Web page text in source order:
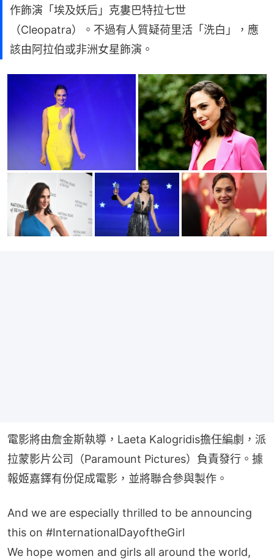
作飾演「埃及妖后」克婁巴特拉七世
（Cleopatra）。不過有人質疑荷里活「洗白」，應
該由阿拉伯或非洲女星飾演。
電影將由詹金斯執導，Laeta Kalogridis擔任編劇，派
拉蒙影片公司（Paramount Pictures）負責發行。據
報姬嘉鐸有份促成電影，並將聯合參與製作。
And we are especially thrilled to be announcing
this on #InternationalDayoftheGirl
We hope women and girls all around the world,